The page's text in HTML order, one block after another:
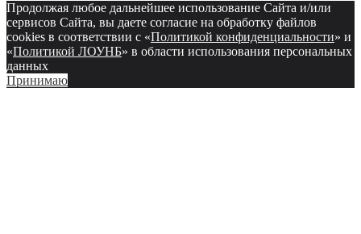
Продолжая любое дальнейшее использование Сайта и/или
сервисов Сайта, вы даете согласие на обработку файлов
cookies в соответствии с «Политикой конфиденциальности» и
«Политикой ЛОУНБ» в области использования персональных
данных
Принимаю